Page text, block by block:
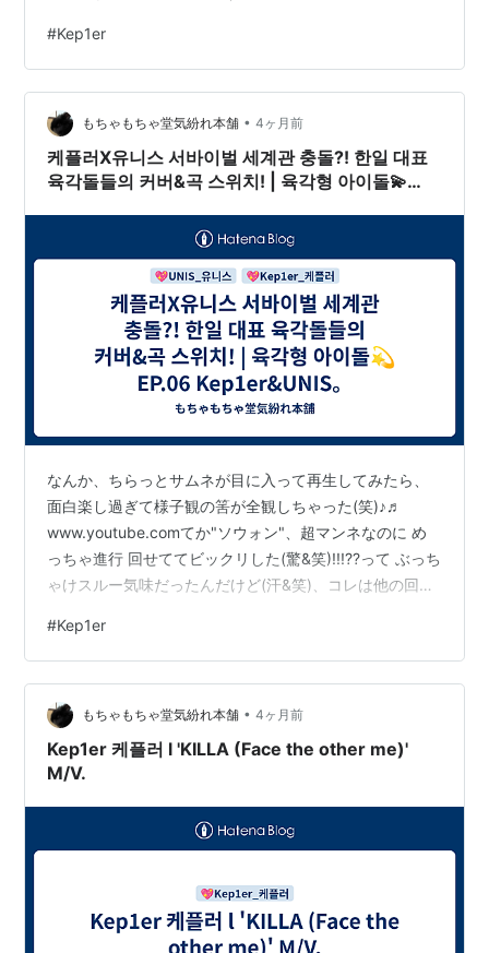
曲を聴いても、すっかりカッコイイに全振りしてる様子
(笑)♪♬良き(悦&笑)♪♬
#Kep1er
もちゃもちゃ堂気紛れ本舗 • 4ヶ月前
케플러X유니스 서바이벌 세계관 충돌?! 한일 대표
육각돌들의 커버&곡 스위치! | 육각형 아이돌💫
なんか、ちらっとサムネが目に入って再生してみたら、
面白楽し過ぎて様子観の筈が全観しちゃった(笑)♪♬
www.youtube.comてか"ソウォン"、超マンネなのに め
っちゃ進行 回せててビックリした(驚&笑)!!!??って ぶっち
ゃけスルー気味だったんだけど(汗&笑)、コレは他の回も
#Kep1er
もちゃもちゃ堂気紛れ本舗 • 4ヶ月前
Kep1er 케플러 l 'KILLA (Face the other me)'
M/V.